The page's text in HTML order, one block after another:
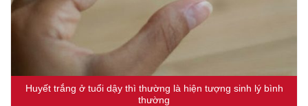
Huyết trắng ở tuổi dậy thì thường là hiện tượng sinh lý bình
thường